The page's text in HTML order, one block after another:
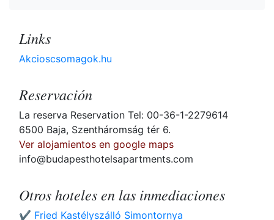
Links
Akcioscsomagok.hu
Reservación
La reserva Reservation Tel: 00-36-1-2279614
6500 Baja, Szentháromság tér 6.
Ver alojamientos en google maps
info@budapesthotelsapartments.com
Otros hoteles en las inmediaciones
✔️ Fried Kastélyszálló Simontornya